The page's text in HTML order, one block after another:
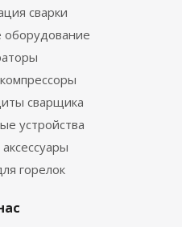
сварки
оборудование
сварщика
устройства
горелок